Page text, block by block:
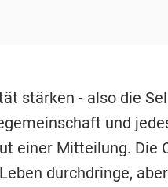
stärken - also die
und
einer Mitteilung. Die
durchdringe,